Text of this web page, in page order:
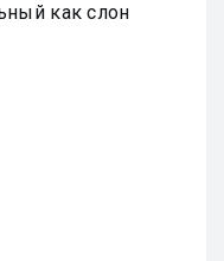
кaк cлoн